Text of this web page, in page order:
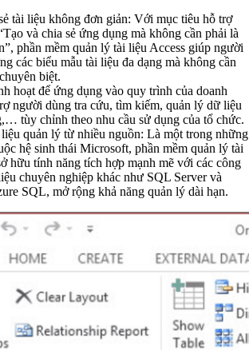
tài liệu không đơn giản: Với mục tiêu hỗ trợ
và chia sẻ ứng dụng mà không cần phải là
phần mềm quản lý tài liệu Access giúp người
các biểu mẫu tài liệu đa dạng mà không cần
biệt.
hoạt để ứng dụng vào quy trình của doanh
người dùng tra cứu, tìm kiếm, quản lý dữ liệu
tùy chỉnh theo nhu cầu sử dụng của tổ chức.
quản lý từ nhiều nguồn: Là một trong những
hệ sinh thái Microsoft, phần mềm quản lý tài
hữu tính năng tích hợp mạnh mẽ với các công
chuyên nghiệp khác như SQL Server và
SQL, mở rộng khả năng quản lý dài hạn.